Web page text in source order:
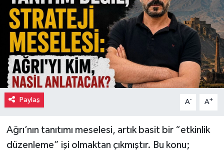
Paylaş A- A+
Ağrı’nın tanıtımı meselesi, artık basit bir “etkinlik
düzenleme” işi olmaktan çıkmıştır. Bu konu;